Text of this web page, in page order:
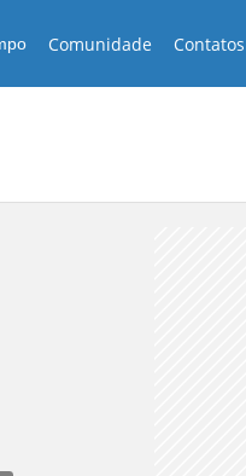
Comunidade Contatos